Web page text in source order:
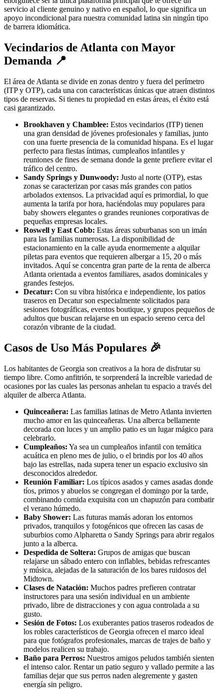
servicio al cliente genuino y nativo en español, lo que significa un
apoyo incondicional para nuestra comunidad latina sin ningún tipo
de barrera idiomática.
Vecindarios de Atlanta con Mayor
Demanda 📍
El área de Atlanta se divide en zonas dentro y fuera del perímetro
(ITP y OTP), cada una con características únicas que atraen distintos
tipos de reservas. Si tienes tu propiedad en estas áreas, el éxito está
casi garantizado.
Brookhaven y Chamblee: Estos vecindarios (ITP) tienen
una gran densidad de jóvenes profesionales y familias, junto
con una fuerte presencia de la comunidad hispana. Es el lugar
perfecto para fiestas íntimas, cumpleaños infantiles y
reuniones de fines de semana donde la gente prefiere evitar el
tráfico del centro.
Sandy Springs y Dunwoody: Justo al norte (OTP), estas
zonas se caracterizan por casas más grandes con patios
arbolados extensos. La privacidad aquí es primordial, lo que
aumenta la tarifa por hora, haciéndolas muy populares para
baby showers elegantes o grandes reuniones corporativas de
pequeñas empresas locales.
Roswell y East Cobb: Estas áreas suburbanas son un imán
para las familias numerosas. La disponibilidad de
estacionamiento en la calle ayuda enormemente a alquilar
piletas para eventos que requieren albergar a 15, 20 o más
invitados. Aquí se concentra gran parte de la renta de alberca
Atlanta orientada a eventos familiares, asados dominicales y
grandes festejos.
Decatur: Con su vibra histórica e independiente, los patios
traseros en Decatur son especialmente solicitados para
sesiones fotográficas, eventos boutique, y grupos pequeños de
adultos que buscan relajarse en un espacio sereno cerca del
corazón vibrante de la ciudad.
Casos de Uso Más Populares 🎉
Los habitantes de Georgia son creativos a la hora de disfrutar su
tiempo libre. Como anfitrión, te sorprenderá la increíble variedad de
ocasiones por las cuales las personas anhelan tu espacio a través del
alquiler de alberca Atlanta.
Quinceañera: Las familias latinas de Metro Atlanta invierten
mucho amor en las quinceañeras. Una alberca bellamente
decorada con luces y un amplio patio es un lugar mágico para
celebrarlo.
Cumpleaños: Ya sea un cumpleaños infantil con temática
acuática en pleno mes de julio, o el brindis por los 40 años
bajo las estrellas, nada supera tener un espacio exclusivo sin
desconocidos alrededor.
Reunión Familiar: Los típicos asados y carnes asadas donde
tíos, primos y abuelos se congregan el domingo por la tarde,
combinando comida exquisita con un chapuzón para combatir
el verano húmedo.
Baby Shower: Las futuras mamás adoran los entornos
privados, tranquilos y fotogénicos que ofrecen las casas de
suburbios como Alpharetta o Sandy Springs para abrir regalos
junto a la alberca.
Despedida de Soltera: Grupos de amigas que buscan
relajarse un sábado entero con inflables, bebidas refrescantes
y música, alejadas de la saturación de los bares ruidosos del
Midtown.
Clases de Natación: Muchos padres prefieren contratar
instructores para una sesión individual en un ambiente
privado, libre de distracciones y con agua controlada a su
gusto.
Sesión de Fotos: Los exuberantes patios traseros rodeados de
los robles característicos de Georgia ofrecen el marco ideal
para que fotógrafos profesionales, marcas de trajes de baño y
modelos realicen su trabajo.
Baño para Perros: Nuestros amigos peludos también sienten
el intenso calor. Rentar un patio seguro y vallado permite a las
familias dejar que sus perros naden alegremente y gasten
energía sin peligro.